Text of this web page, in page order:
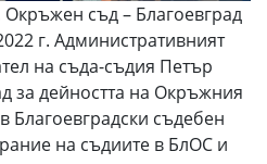
съд – Благоевград
г. Административният
на съда-съдия Петър
за дейността на Окръжния
съдебен
на съдиите в БлОС и